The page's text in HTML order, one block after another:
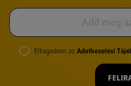
Elfogadom az Adatkezelési